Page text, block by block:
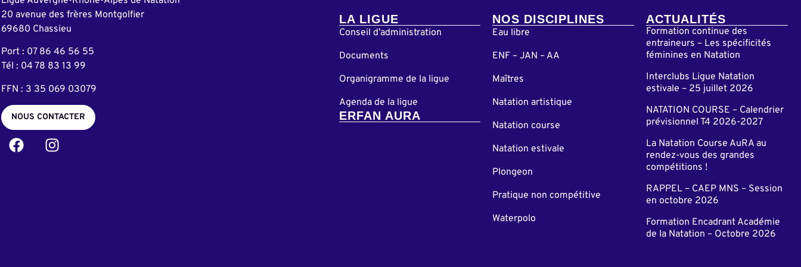
20 avenue des frères Montgolfier
69680 Chassieu
Port : 07 86 46 56 55
Tél : 04 78 83 13 99
FFN : 3 35 069 03079
NOUS CONTACTER
LA LIGUE
Conseil d’administration
Documents
Organigramme de la ligue
Agenda de la ligue
ERFAN AURA
NOS DISCIPLINES
Eau libre
ENF – JAN – AA
Maîtres
Natation artistique
Natation course
Natation estivale
Plongeon
Pratique non compétitive
Waterpolo
ACTUALITÉS
Formation continue des
entraineurs – Les spécificités
féminines en Natation
Interclubs Ligue Natation
estivale – 25 juillet 2026
NATATION COURSE – Calendrier
prévisionnel T4 2026-2027
La Natation Course AuRA au
rendez-vous des grandes
compétitions !
RAPPEL – CAEP MNS – Session
en octobre 2026
Formation Encadrant Académie
de la Natation – Octobre 2026